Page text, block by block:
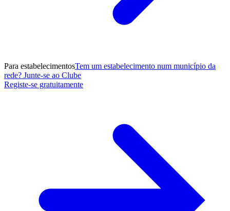
Para estabelecimentosTem um estabelecimento num município da
rede? Junte-se ao Clube
Registe-se gratuitamente